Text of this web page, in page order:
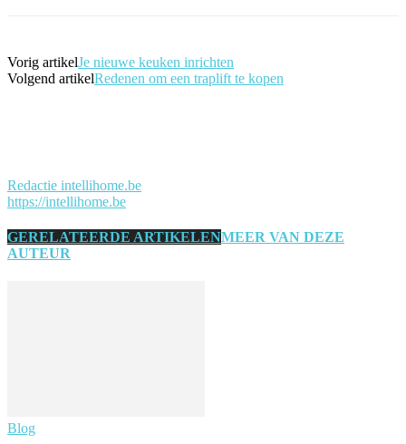
Vorig artikelJe nieuwe keuken inrichten
Volgend artikelRedenen om een traplift te kopen
Redactie intellihome.be
https://intellihome.be
GERELATEERDE ARTIKELENMEER VAN DEZE
AUTEUR
Blog